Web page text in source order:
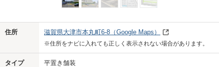
Previo
住所 滋賀県大津市本丸町6-8 （Google Maps）
※住所をナビに入れても正しく表示されない場合があります。
タイプ 平置き舗装